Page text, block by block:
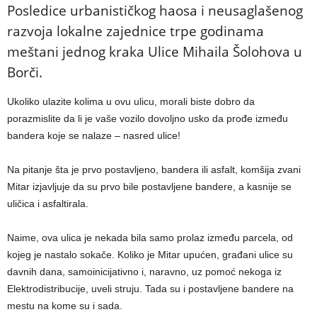
Posledice urbanističkog haosa i neusaglašenog
razvoja lokalne zajednice trpe godinama
meštani jednog kraka Ulice Mihaila Šolohova u
Borči.
Ukoliko ulazite kolima u ovu ulicu, morali biste dobro da
porazmislite da li je vaše vozilo dovoljno usko da prođe između
bandera koje se nalaze – nasred ulice!
Na pitanje šta je prvo postavljeno, bandera ili asfalt, komšija zvani
Mitar izjavljuje da su prvo bile postavljene bandere, a kasnije se
uličica i asfaltirala.
Naime, ova ulica je nekada bila samo prolaz između parcela, od
kojeg je nastalo sokače. Koliko je Mitar upućen, građani ulice su
davnih dana, samoinicijativno i, naravno, uz pomoć nekoga iz
Elektrodistribucije, uveli struju. Tada su i postavljene bandere na
mestu na kome su i sada.